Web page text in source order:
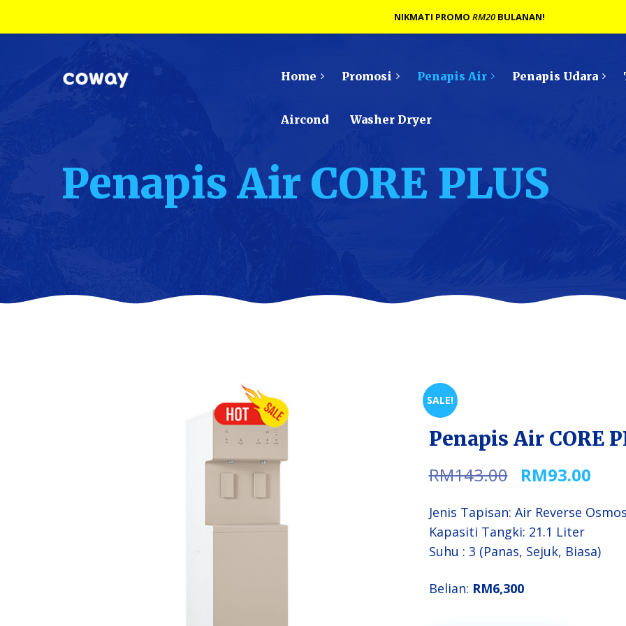
Home Promosi Penapis Air Penapis Udara
Aircond Washer Dryer
Penapis Air CORE PLUS
SALE!
Penapis Air CORE
RM143.00
Original
was:
RM143.00.
RM93.00
is:
Jenis Tapisan: Air Reverse
Kapasiti Tangki: 21.1 Liter
Suhu : 3 (Panas, Sejuk, Biasa)
Belian: RM6,300
NIKMATI PROMO RM20 BULANAN!